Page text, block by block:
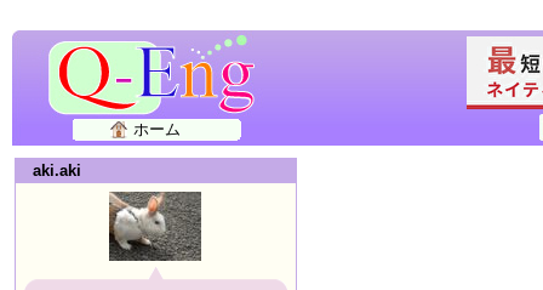
ホーム
aki.aki